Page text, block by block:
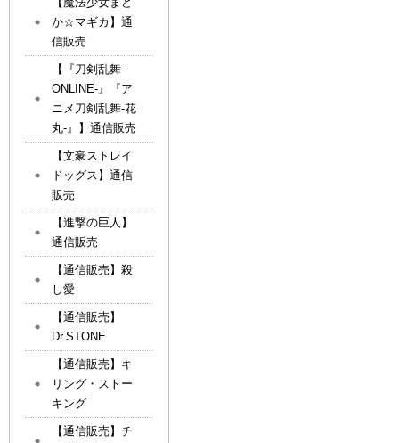
か☆マギカ】通
信販売
【『刀剣乱舞-
ONLINE-』『ア
ニメ刀剣乱舞-花
丸-』】通信販売
【文豪ストレイ
ドッグス】通信
販売
【進撃の巨人】
通信販売
【通信販売】殺
し愛
【通信販売】
Dr.STONE
【通信販売】キ
リング・ストー
キング
【通信販売】チ